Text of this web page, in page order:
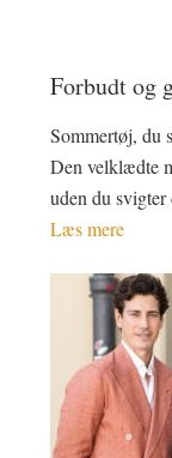
Forbudt og
Sommertøj, du
Den velklædte
uden du svigter
Læs mere